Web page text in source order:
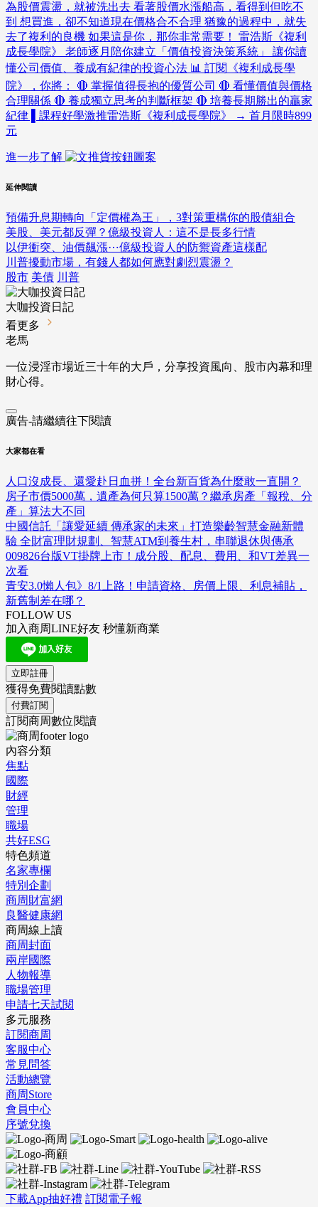
為股價震盪，就被洗出去 看著股價水漲船高，看得到但吃不
到 想買進，卻不知道現在價格合不合理 猶豫的過程中，就失
去了複利的良機 如果這是你，那你非常需要！ 雷浩斯《複利
成長學院》 老師逐月陪你建立「價值投資決策系統」 讓你讀
懂公司價值、養成有紀律的投資心法 📊 訂閱《複利成長學
院》，你將： 🔴 掌握值得長抱的優質公司 🔴 看懂價值與價格
合理關係 🔴 養成獨立思考的判斷框架 🔴 培養長期勝出的贏家
紀律 ▌課程好學激推雷浩斯《複利成長學院》 → 首月限時899
元
進一步了解
延伸閱讀
預備升息期轉向「定價權為王」，3對策重構你的股債組合
美股、美元都反彈？億級投資人：這不是長多行情
以伊衝突、油價飆漲⋯億級投資人的防禦資產這樣配
川普擾動市場，有錢人都如何應對劇烈震盪？
股市 美債 川普
大咖投資日記
看更多
老馬
一位浸淫市場近三十年的大戶，分享投資風向、股市內幕和理
財心得。
廣告-請繼續往下閱讀
大家都在看
人口沒成長、還愛赴日血拼！全台新百貨為什麼敢一直開？
房子市價5000萬，遺產為何只算1500萬？繼承房產「報稅、分
產」算法大不同
中國信託「讓愛延續 傳承家的未來」打造樂齡智慧金融新體
驗 全財富理財規劃、智慧ATM到養生村，串聯退休與傳承
009826台版VT掛牌上市！成分股、配息、費用、和VT差異一
次看
青安3.0懶人包》8/1上路！申請資格、房價上限、利息補貼，
新舊制差在哪？
FOLLOW US
加入商周LINE好友 秒懂新商業
立即註冊
獲得免費閱讀點數
付費訂閱
訂閱商周數位閱讀
內容分類
焦點
國際
財經
管理
職場
共好ESG
特色頻道
名家專欄
特別企劃
商周財富網
良醫健康網
商周線上讀
商周封面
兩岸國際
人物報導
職場管理
申請七天試閱
多元服務
訂閱商周
客服中心
常見問答
活動總覽
商周Store
會員中心
序號兌換
下載App抽好禮 訂閱電子報